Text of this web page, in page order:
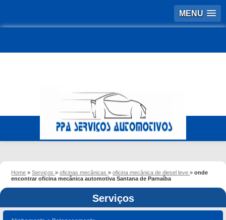
MENU
Home »Serviços»oficinas mecânicas»oficina mecânica de diesel leve»onde
encontrar oficina mecânica automotiva Santana de Parnaíba
Serviços